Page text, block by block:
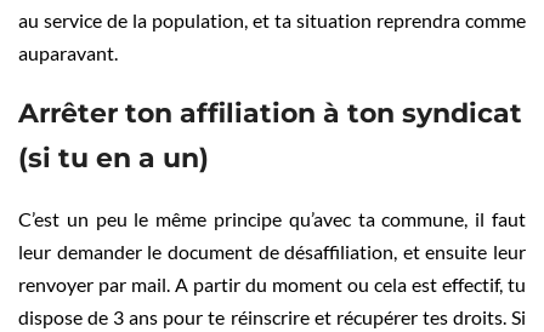
au service de la population, et ta situation reprendra comme
auparavant.
Arrêter ton affiliation à ton syndicat
(si tu en a un)
C’est un peu le même principe qu’avec ta commune, il faut
leur demander le document de désaffiliation, et ensuite leur
renvoyer par mail. A partir du moment ou cela est effectif, tu
dispose de 3 ans pour te réinscrire et récupérer tes droits. Si